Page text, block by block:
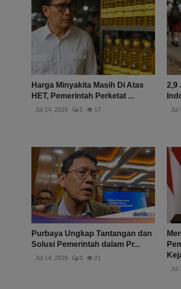
Harga Minyakita Masih Di Atas
HET, Pemerintah Perketat ...
Jul 14, 2026 0 17
2,9
Jul
Purbaya Ungkap Tantangan dan
Solusi Pemerintah dalam Pr...
Jul 14, 2026 0 21
Jul